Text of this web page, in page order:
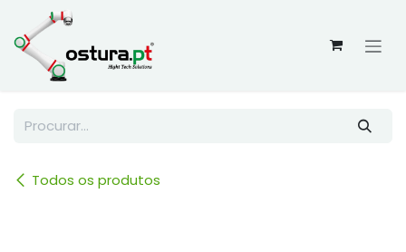
Skip to Content
Todos os produtos